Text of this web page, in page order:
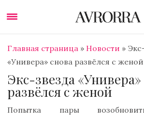
Главная страница » Новости »
«Универа» снова развёлся с женой
Экс-звезда «Универа»
развёлся с женой
Попытка пары